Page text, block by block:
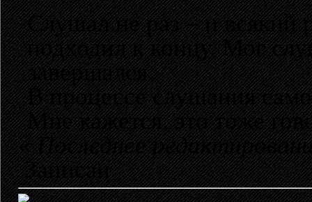
Слушал не раз – и всякий
подходил к концу. Мог
завершался.
В процессе слушания
Мне кажется, это тоже
«Последнее
Записан